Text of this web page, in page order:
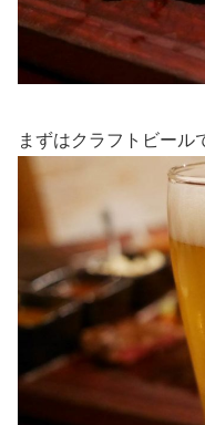
まずはクラフトビール